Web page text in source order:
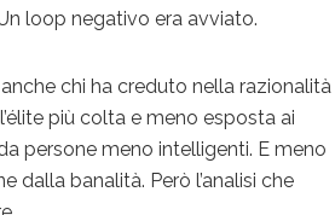
loop negativo era avviato.
chi ha creduto nella razionalità
più colta e meno esposta ai
persone meno intelligenti. E meno
dalla banalità. Però l’analisi che